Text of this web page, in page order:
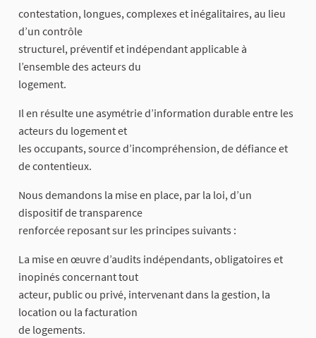
contestation, longues, complexes et inégalitaires, au lieu
d’un contrôle
structurel, préventif et indépendant applicable à
l’ensemble des acteurs du
logement.
Il en résulte une asymétrie d’information durable entre les
acteurs du logement et
les occupants, source d’incompréhension, de défiance et
de contentieux.
Nous demandons la mise en place, par la loi, d’un
dispositif de transparence
renforcée reposant sur les principes suivants :
La mise en œuvre d’audits indépendants, obligatoires et
inopinés concernant tout
acteur, public ou privé, intervenant dans la gestion, la
location ou la facturation
de logements.